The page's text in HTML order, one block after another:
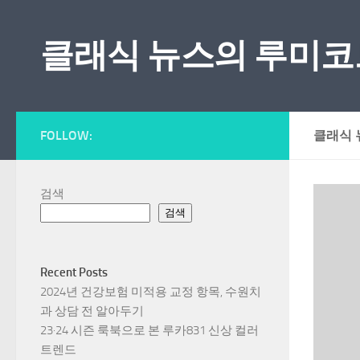
클래식 뉴스의 루미
클래식
FOLLOW:
검색
검색
Recent Posts
2024년 건강보험 미적용 교정 항목, 수원치
과 상담 전 알아두기
23·24 시즌 룩북으로 본 루카831 신상 컬러
트렌드